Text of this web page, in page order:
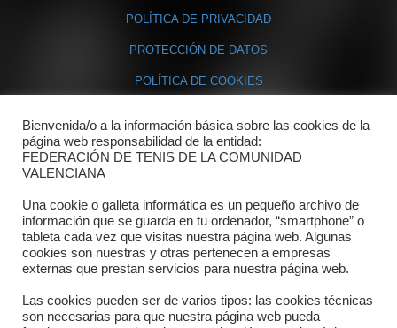
POLÍTICA DE PRIVACIDAD
PROTECCIÓN DE DATOS
POLÍTICA DE COOKIES
Contacto
Dónde estamos
Directorio departamentos
Horario
Formulario de contacto
Bienvenida/o a la información básica sobre las cookies de la
página web responsabilidad de la entidad:
FEDERACIÓN DE TENIS DE LA COMUNIDAD
VALENCIANA
Una cookie o galleta informática es un pequeño archivo de
información que se guarda en tu ordenador, “smartphone” o
tableta cada vez que visitas nuestra página web. Algunas
cookies son nuestras y otras pertenecen a empresas
externas que prestan servicios para nuestra página web.
Las cookies pueden ser de varios tipos: las cookies técnicas
son necesarias para que nuestra página web pueda